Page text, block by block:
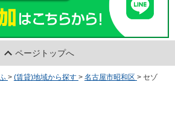
ページトップへ
> (賃貸)地域から探す > 名古屋市昭和区 > セゾ